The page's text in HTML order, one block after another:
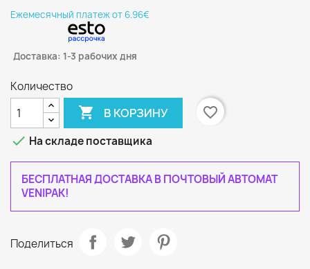
Eжемесячный платеж от 6.96€
Доставка: 1-3 рабочих дня
Количество
 В КОРЗИНУ
favorite_border
 На складе поставщика
БЕСПЛАТНАЯ ДОСТАВКА В ПОЧТОВЫЙ АВТОМАТ
VENIPAK!
Поделиться